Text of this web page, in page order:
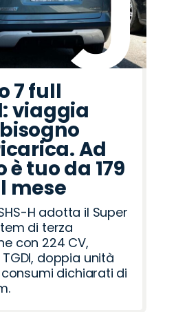
7 full
viaggia
Ad
è tuo da 179
mese
H adotta il Super
di terza
con 224 CV,
doppia unità
dichiarati di